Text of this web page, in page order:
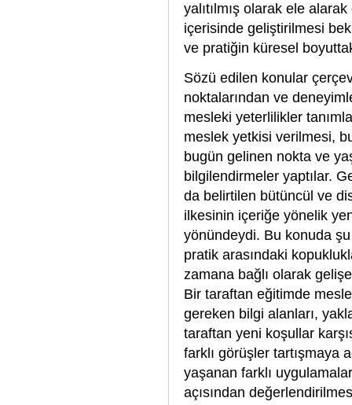
yalıtılmış olarak ele
içerisinde geliştirilmesi
ve pratiğin küresel
Sözü edilen konular
noktalarından ve
mesleki yeterlilikler
meslek yetkisi verilmesi,
bugün gelinen nokta ve
bilgilendirmeler yaptılar.
da belirtilen bütüncül ve
ilkesinin içeriğe yönelik
yönündeydi. Bu konuda
pratik arasındaki
zamana bağlı olarak
Bir taraftan eğitimde
gereken bilgi alanları,
taraftan yeni koşullar
farklı görüşler tartışmaya
yaşanan farklı
açısından